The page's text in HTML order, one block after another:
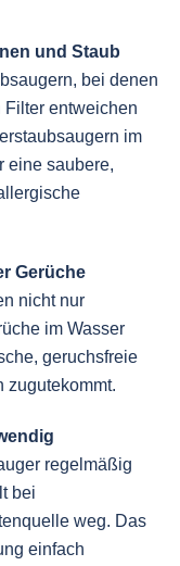
und Staub
bei denen
Filter entweichen
im
eine saubere,
Gerüche
nicht nur
im Wasser
geruchsfreie
zugutekommt.
regelmäßig
bei
weg. Das
einfach